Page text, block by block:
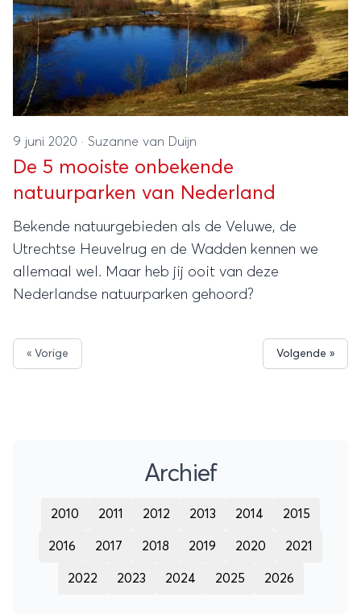
9 juni 2020 · Suzanne van Duijn
De 5 mooiste onbekende
natuurparken van Nederland
Bekende natuurgebieden als de Veluwe, de
Utrechtse Heuvelrug en de Wadden kennen we
allemaal wel. Maar heb jij ooit van deze
Nederlandse natuurparken gehoord?
« Vorige Volgende »
Archief
2010 2011 2012 2013 2014 2015
2016 2017 2018 2019 2020 2021
2022 2023 2024 2025 2026